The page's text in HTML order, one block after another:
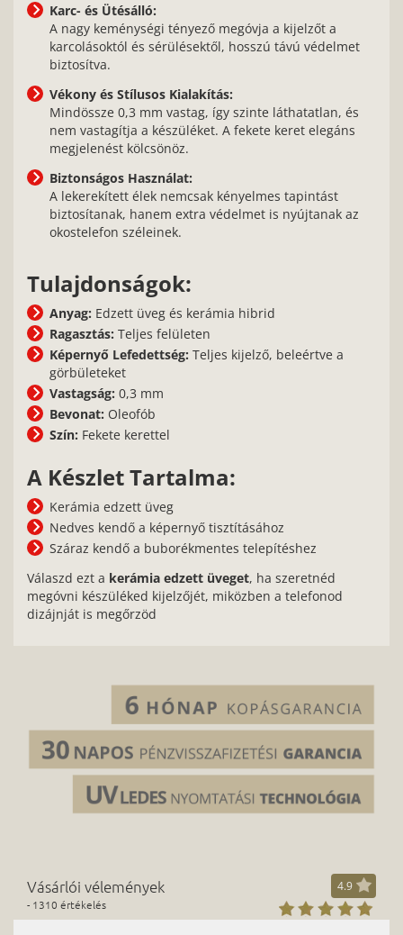
Karc- és Ütésálló:
A nagy keménységi tényező megóvja a kijelzőt a
karcolásoktól és sérülésektől, hosszú távú védelmet
biztosítva.
Vékony és Stílusos Kialakítás:
Mindössze 0,3 mm vastag, így szinte láthatatlan, és
nem vastagítja a készüléket. A fekete keret elegáns
megjelenést kölcsönöz.
Biztonságos Használat:
A lekerekített élek nemcsak kényelmes tapintást
biztosítanak, hanem extra védelmet is nyújtanak az
okostelefon széleinek.
Tulajdonságok:
Anyag: Edzett üveg és kerámia hibrid
Ragasztás: Teljes felületen
Képernyő Lefedettség: Teljes kijelző, beleértve a
görbületeket
Vastagság: 0,3 mm
Bevonat: Oleofób
Szín: Fekete kerettel
A Készlet Tartalma:
Kerámia edzett üveg
Nedves kendő a képernyő tisztításához
Száraz kendő a buborékmentes telepítéshez
Válaszd ezt a kerámia edzett üveget, ha szeretnéd
megóvni készüléked kijelzőjét, miközben a telefonod
dizájnját is megőrzöd
Vásárlói vélemények
- 1310 értékelés
4.9